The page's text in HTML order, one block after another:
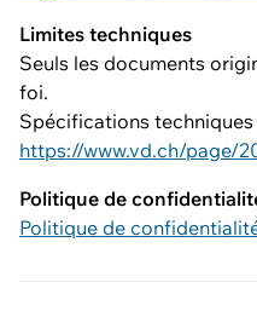
Limites techniques
Seuls les documents
foi.
Spécifications
https://www.vd.ch/page/
Politique de
Politique de